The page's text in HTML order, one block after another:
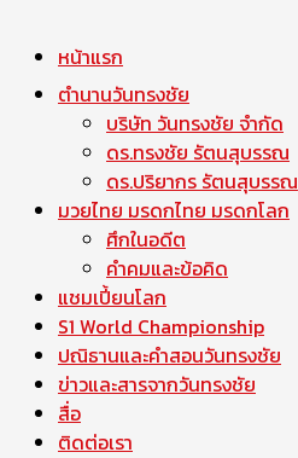
หน้าแรก
ตำนานวันทรงชัย
บริษัท วันทรงชัย จำกัด
ดร.ทรงชัย รัตนสุบรรณ
ดร.ปริยากร รัตนสุบรรณ
มวยไทย มรดกไทย มรดกโลก
ศึกในอดีต
คำคมและข้อคิด
แชมเปี้ยนโลก
S1 World Championship
ปณิธานและคำสอนวันทรงชัย
ข่าวและสารจากวันทรงชัย
สื่อ
ติดต่อเรา